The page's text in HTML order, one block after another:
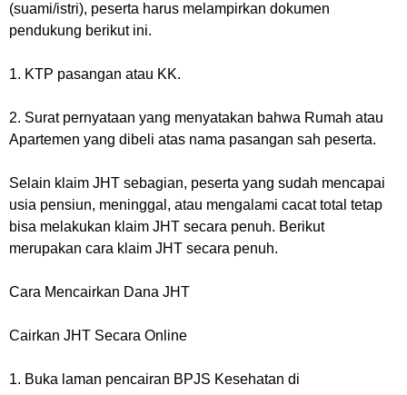
(suami/istri), peserta harus melampirkan dokumen
pendukung berikut ini.
1. KTP pasangan atau KK.
2. Surat pernyataan yang menyatakan bahwa Rumah atau
Apartemen yang dibeli atas nama pasangan sah peserta.
Selain klaim JHT sebagian, peserta yang sudah mencapai
usia pensiun, meninggal, atau mengalami cacat total tetap
bisa melakukan klaim JHT secara penuh. Berikut
merupakan cara klaim JHT secara penuh.
Cara Mencairkan Dana JHT
Cairkan JHT Secara Online
1. Buka laman pencairan BPJS Kesehatan di